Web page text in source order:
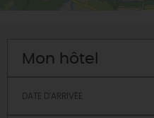
Mon hôtel